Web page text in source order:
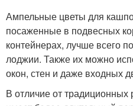
Ампельные цветы для
посаженные в подвесных
контейнерах, лучше всего
лоджии. Также их можно
окон, стен и даже входных
В отличие от